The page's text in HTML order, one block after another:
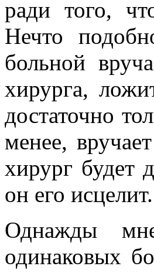
ради того,
Нечто
больной
хирурга,
достаточно
менее,
хирург будет
он его исцелит.
Однажды
одинаковых